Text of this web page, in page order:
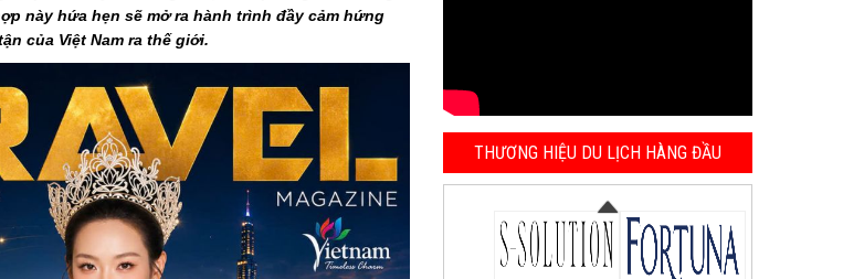
này hứa hẹn sẽ mở ra hành trình đầy cảm hứng
của Việt Nam ra thế giới.
THƯƠNG HIỆU DU LỊCH HÀNG ĐẦU